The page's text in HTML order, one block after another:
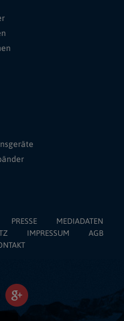
PRESSE
MEDIADATEN
IMPRESSUM
AGB